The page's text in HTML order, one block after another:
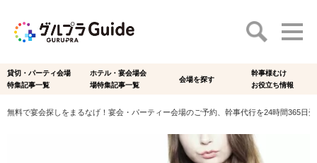
貸切・パーティ会場
特集記事一覧
ホテル・宴会場会
場特集記事一覧
会場を探す
幹事様むけ
お役立ち情報
無料で宴会探しをまるなげ！宴会・パーティー会場のご予約、幹事代行を24時間365日